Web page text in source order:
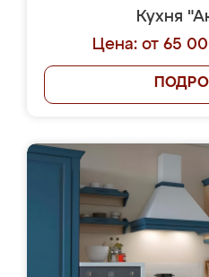
Кухня
Цена: от 65